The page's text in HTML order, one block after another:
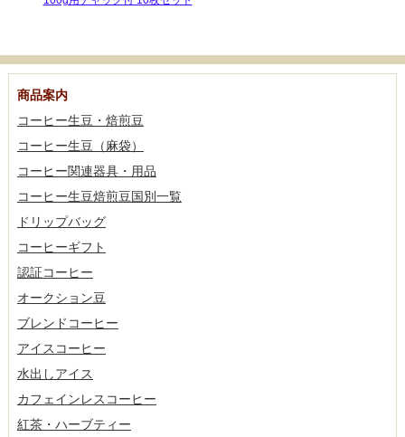
商品案内
コーヒー生豆・焙煎豆
コーヒー生豆（麻袋）
コーヒー関連器具・用品
コーヒー生豆焙煎豆国別一覧
ドリップバッグ
コーヒーギフト
認証コーヒー
オークション豆
ブレンドコーヒー
アイスコーヒー
水出しアイス
カフェインレスコーヒー
紅茶・ハーブティー